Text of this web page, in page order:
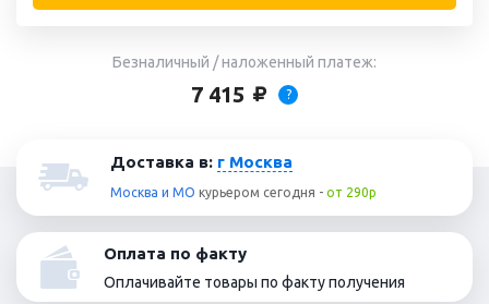
Безналичный / наложенный платеж:
7 415 ?
Доставка в: г Москва
Москва и МО курьером сегодня - от 290р
Оплата по факту
Оплачивайте товары по факту получения